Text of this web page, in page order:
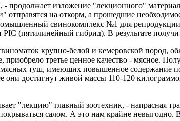
- продолжает изложение "лекционного"
отправятся на откорм, а прошедшие
свинокомплекс №1 для
(пятилинейный гибрид). В результате
крупно-белой и кемеровской
третье ценное качество - мясное.
туш, имеющих повышенное содержание
достигнут живой массы 110-120
"лекцию" главный зоотехник, - напрасная
салом. А это нам крайне